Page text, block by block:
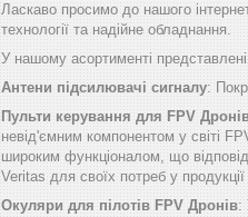
Ласкаво просимо до нашого
технології та надійне обладнання.
У нашому асортименті представлені
Антени підсилювачі сигналу:
Пульти керування для FPV
невід'ємним компонентом у світі
широким функціоналом, що
Veritas для своїх потреб у
Окуляри для пілотів FPV Дронів: